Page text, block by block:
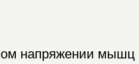
напряжении мышц